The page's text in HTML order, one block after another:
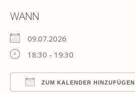
WANN
09.07.2026
18:30 - 19:30
ZUM KALENDER HINZUFÜGEN